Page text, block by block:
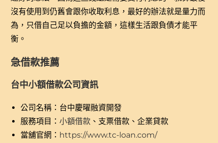
沒有使用到仍舊會跟你收取利息，最好的辦法就是量力而
為，只借自己足以負擔的金額，這樣生活跟負債才能平
衡。
急借款推薦
台中小額借款公司資訊
公司名稱：台中慶曜融資開發
服務項目：小額借款 、支票借款、企業貸款
當舖官網： https://www.tc-loan.com/